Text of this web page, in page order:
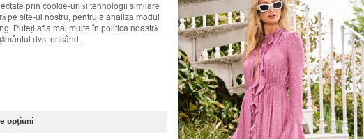
prin cookie-uri și tehnologii similare
pe site-ul nostru, pentru a analiza modul
Puteți afla mai multe în politica noastră
dvs. oricând.
opțiuni